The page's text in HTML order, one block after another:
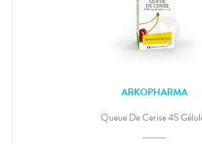
ARKOPHARMA
Queue De Cerise 45